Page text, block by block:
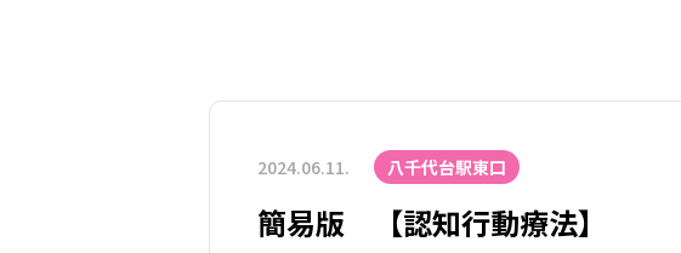
2024.06.11. 八千代台駅東口
簡易版 【認知行動療法】